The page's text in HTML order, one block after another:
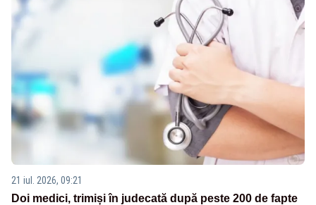
21 iul. 2026, 09:21
Doi medici, trimiși în judecată după peste 200 de fapte